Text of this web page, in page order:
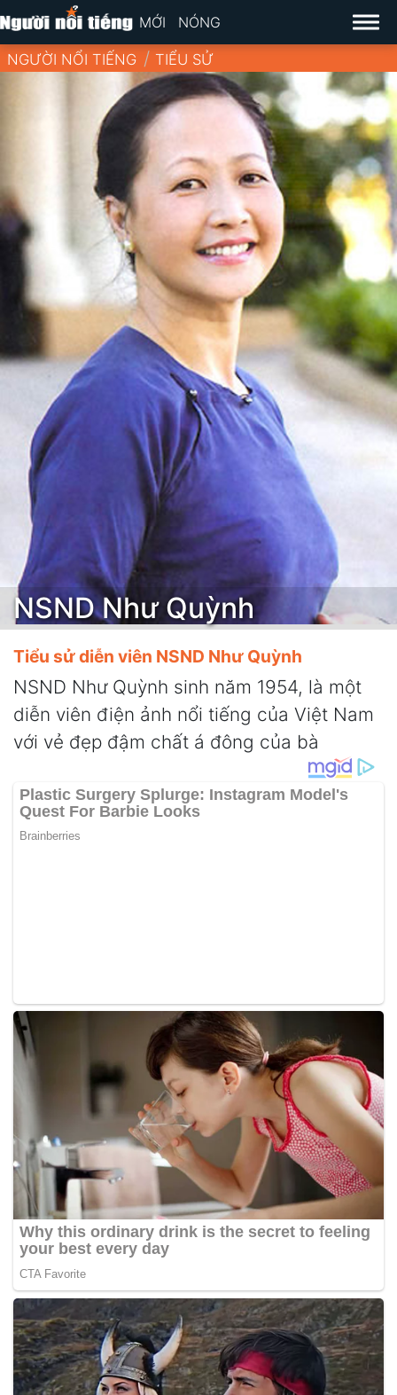
MỚI NÓNG
NGƯỜI NỔI TIẾNG TIỂU SỬ
NSND Như Quỳnh
Tiểu sử diễn viên NSND Như Quỳnh
NSND Như Quỳnh sinh năm 1954, là một
diễn viên điện ảnh nổi tiếng của Việt Nam
với vẻ đẹp đậm chất á đông của bà